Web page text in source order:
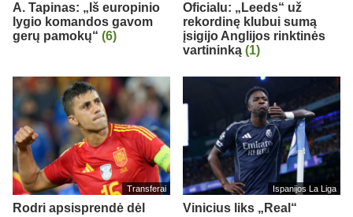
A. Tapinas: „Iš europinio
lygio komandos gavom
gerų pamokų“ (6)
Oficialu: „Leeds“ už
rekordinę klubui sumą
įsigijo Anglijos rinktinės
vartininką (1)
Transferai
Rodri apsisprendė dėl
Ispanijos La Liga
Vinicius liks „Real“